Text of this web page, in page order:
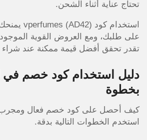
تحتاج عناية أثناء الشحن.
على طلبك، ومع العروض القوية
تقدر تحقق أفضل قيمة ممكنة عند شراء
دليل استخدام كود خصم
بخطوة
كيف أحصل على كود خصم فعال ومجرب؟
استخدم الخطوات التالية بدقة.